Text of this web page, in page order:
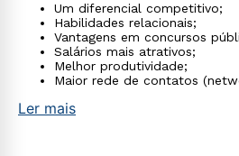
Um diferencial competitivo;
Habilidades relacionais;
Vantagens em concursos
Salários mais atrativos;
Melhor produtividade;
Maior rede de contatos
Ler mais